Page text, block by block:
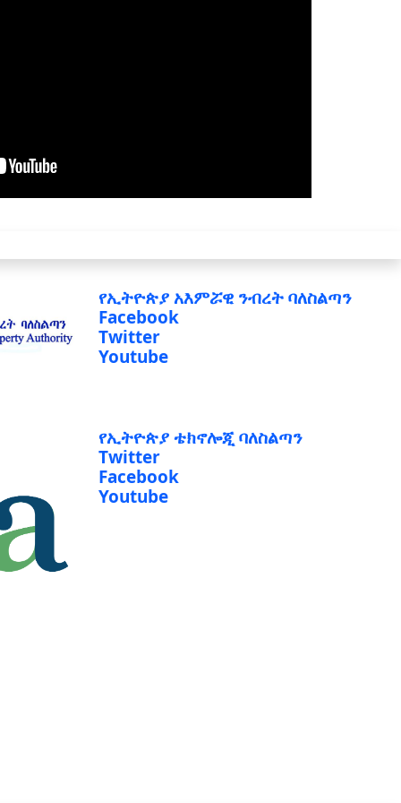
የኢትዮጵያ አእምሯዊ ንብረት ባለስልጣን
Facebook
Twitter
Youtube
የኢትዮጵያ ቴክኖሎጂ ባለስልጣን
Twitter
Facebook
Youtube